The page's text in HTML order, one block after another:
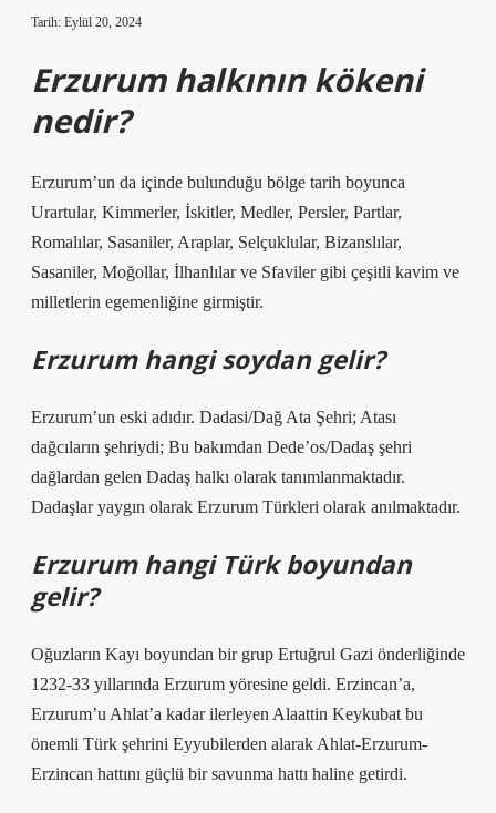
Tarih: Eylül 20, 2024
Erzurum halkının kökeni
nedir?
Erzurum’un da içinde bulunduğu bölge tarih boyunca
Urartular, Kimmerler, İskitler, Medler, Persler, Partlar,
Romalılar, Sasaniler, Araplar, Selçuklular, Bizanslılar,
Sasaniler, Moğollar, İlhanlılar ve Sfaviler gibi çeşitli kavim ve
milletlerin egemenliğine girmiştir.
Erzurum hangi soydan gelir?
Erzurum’un eski adıdır. Dadasi/Dağ Ata Şehri; Atası
dağcıların şehriydi; Bu bakımdan Dede’os/Dadaş şehri
dağlardan gelen Dadaş halkı olarak tanımlanmaktadır.
Dadaşlar yaygın olarak Erzurum Türkleri olarak anılmaktadır.
Erzurum hangi Türk boyundan
gelir?
Oğuzların Kayı boyundan bir grup Ertuğrul Gazi önderliğinde
1232-33 yıllarında Erzurum yöresine geldi. Erzincan’a,
Erzurum’u Ahlat’a kadar ilerleyen Alaattin Keykubat bu
önemli Türk şehrini Eyyubilerden alarak Ahlat-Erzurum-
Erzincan hattını güçlü bir savunma hattı haline getirdi.